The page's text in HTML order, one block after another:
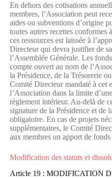
En dehors des cotisations
membres, l’Association peut
aides ou subventions d’origine
toutes autres recettes conformes
ces ressources est laissée à
Directeur qui devra justifier de
l’Assemblée Générale. Les
compte ouvert au nom de
la Présidence, de la Trésorerie
Comité Directeur mandaté à cet
l’Association dans la limite
règlement intérieur. Au-delà de
signature de la Présidence et de
obligatoire. En cas de projets
supplémentaires, le Comité
aux membres un apport de
Modification des statuts et
Article 19 : MODIFICATION